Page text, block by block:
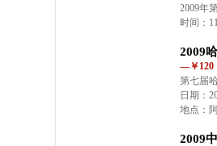
2009年
时间：
2009
—￥120
第七届
日期：
地点：
2009